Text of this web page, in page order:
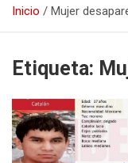
Inicio Mujer
Etiqueta: